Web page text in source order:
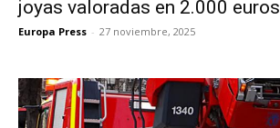
joyas valoradas en 2.000 euros
Europa Press - 27 noviembre, 2025